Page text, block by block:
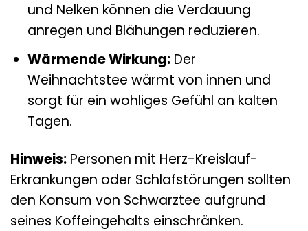
und Nelken können die Verdauung
anregen und Blähungen reduzieren.
Wärmende Wirkung:Der
Weihnachtstee wärmt von innen und
sorgt für ein wohliges Gefühl an kalten
Tagen.
Hinweis: Personen mit Herz-Kreislauf-
Erkrankungen oder Schlafstörungen sollten
den Konsum von Schwarztee aufgrund
seines Koffeingehalts einschränken.